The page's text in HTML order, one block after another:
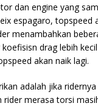
dan engine yang
espagaro, topspeed
menambahkan
drag lebih
akan naik lagi.
adalah jika
rider merasa torsi